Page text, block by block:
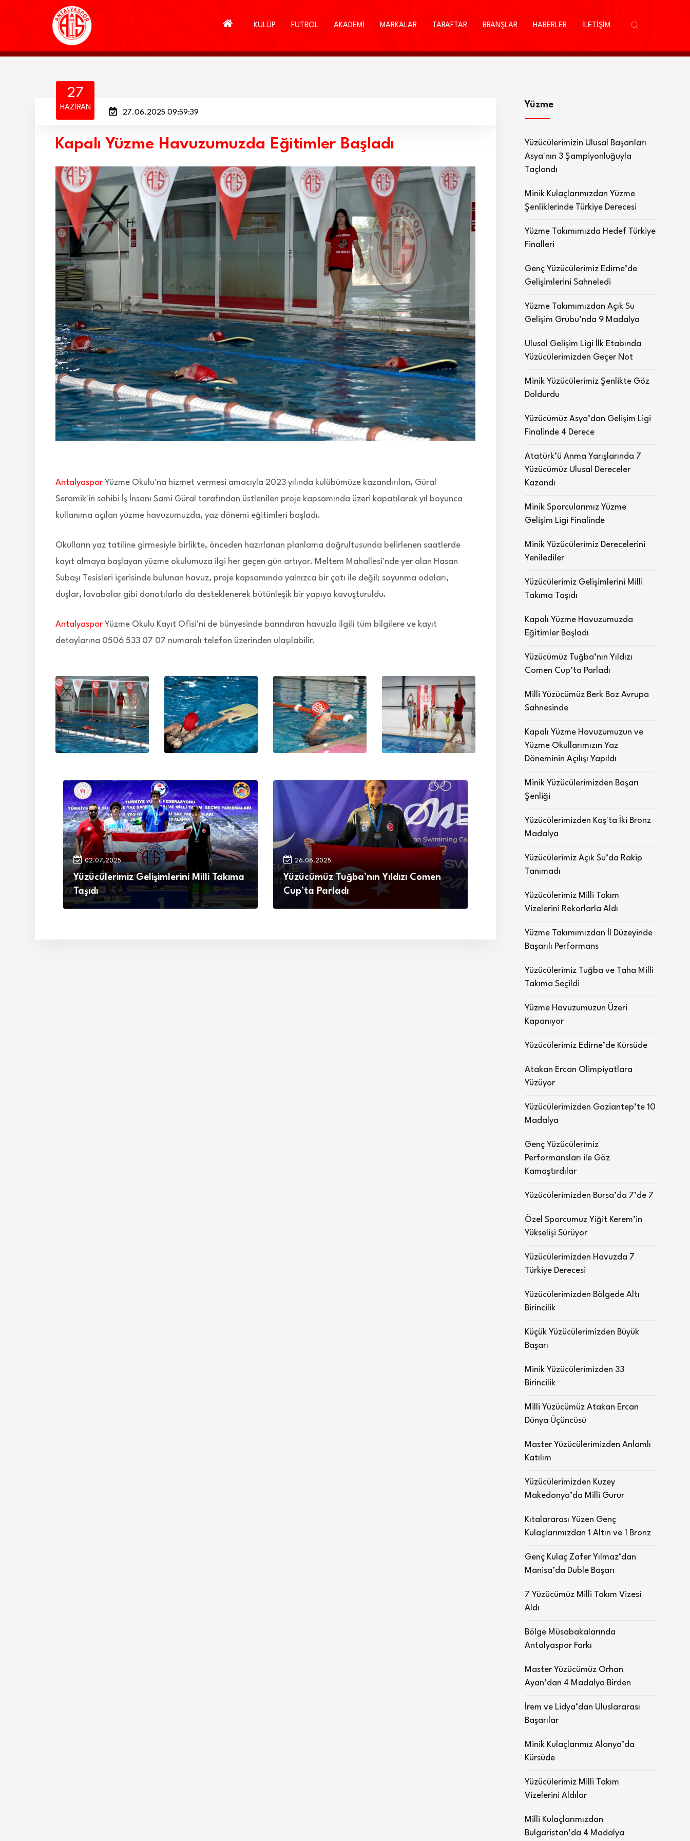
KULÜP FUTBOL AKADEMİ MARKALAR TARAFTAR BRANŞLAR HABERLER İLETİŞİM
27
HAZIRAN
27.06.2025 09:59:39
Kapalı Yüzme Havuzumuzda Eğitimler Başladı
Antalyaspor Yüzme Okulu'na hizmet vermesi amacıyla 2023 yılında kulübümüze kazandırılan, Güral
Seramik'in sahibi İş İnsanı Sami Güral tarafından üstlenilen proje kapsamında üzeri kapatılarak yıl boyunca
kullanıma açılan yüzme havuzumuzda, yaz dönemi eğitimleri başladı.
Okulların yaz tatiline girmesiyle birlikte, önceden hazırlanan planlama doğrultusunda belirlenen saatlerde
kayıt almaya başlayan yüzme okulumuza ilgi her geçen gün artıyor. Meltem Mahallesi'nde yer alan Hasan
Subaşı Tesisleri içerisinde bulunan havuz, proje kapsamında yalnızca bir çatı ile değil; soyunma odaları,
duşlar, lavabolar gibi donatılarla da desteklenerek bütünleşik bir yapıya kavuşturuldu.
Antalyaspor Yüzme Okulu Kayıt Ofisi'ni de bünyesinde barındıran havuzla ilgili tüm bilgilere ve kayıt
detaylarına 0506 533 07 07 numaralı telefon üzerinden ulaşılabilir.
02.07.2025
Yüzücülerimiz Gelişimlerini Milli Takıma
Taşıdı
26.06.2025
Yüzücümüz Tuğba’nın Yıldızı Comen
Cup’ta Parladı
Yüzme
Yüzücülerimizin Ulusal Başarıları
Asya'nın 3 Şampiyonluğuyla
Taçlandı
Minik Kulaçlarımızdan Yüzme
Şenliklerinde Türkiye Derecesi
Yüzme Takımımızda Hedef Türkiye
Finalleri
Genç Yüzücülerimiz Edirne’de
Gelişimlerini Sahneledi
Yüzme Takımımızdan Açık Su
Gelişim Grubu’nda 9 Madalya
Ulusal Gelişim Ligi İlk Etabında
Yüzücülerimizden Geçer Not
Minik Yüzücülerimiz Şenlikte Göz
Doldurdu
Yüzücümüz Asya’dan Gelişim Ligi
Finalinde 4 Derece
Atatürk’ü Anma Yarışlarında 7
Yüzücümüz Ulusal Dereceler
Kazandı
Minik Sporcularımız Yüzme
Gelişim Ligi Finalinde
Minik Yüzücülerimiz Derecelerini
Yenilediler
Yüzücülerimiz Gelişimlerini Milli
Takıma Taşıdı
Kapalı Yüzme Havuzumuzda
Eğitimler Başladı
Yüzücümüz Tuğba’nın Yıldızı
Comen Cup’ta Parladı
Milli Yüzücümüz Berk Boz Avrupa
Sahnesinde
Kapalı Yüzme Havuzumuzun ve
Yüzme Okullarımızın Yaz
Döneminin Açılışı Yapıldı
Minik Yüzücülerimizden Başarı
Şenliği
Yüzücülerimizden Kaş'ta İki Bronz
Madalya
Yüzücülerimiz Açık Su’da Rakip
Tanımadı
Yüzücülerimiz Milli Takım
Vizelerini Rekorlarla Aldı
Yüzme Takımımızdan İl Düzeyinde
Başarılı Performans
Yüzücülerimiz Tuğba ve Taha Milli
Takıma Seçildi
Yüzme Havuzumuzun Üzeri
Kapanıyor
Yüzücülerimiz Edirne’de Kürsüde
Atakan Ercan Olimpiyatlara
Yüzüyor
Yüzücülerimizden Gaziantep’te 10
Madalya
Genç Yüzücülerimiz
Performansları ile Göz
Kamaştırdılar
Yüzücülerimizden Bursa’da 7’de 7
Özel Sporcumuz Yiğit Kerem’in
Yükselişi Sürüyor
Yüzücülerimizden Havuzda 7
Türkiye Derecesi
Yüzücülerimizden Bölgede Altı
Birincilik
Küçük Yüzücülerimizden Büyük
Başarı
Minik Yüzücülerimizden 33
Birincilik
Milli Yüzücümüz Atakan Ercan
Dünya Üçüncüsü
Master Yüzücülerimizden Anlamlı
Katılım
Yüzücülerimizden Kuzey
Makedonya’da Milli Gurur
Kıtalararası Yüzen Genç
Kulaçlarımızdan 1 Altın ve 1 Bronz
Genç Kulaç Zafer Yılmaz’dan
Manisa’da Duble Başarı
7 Yüzücümüz Milli Takım Vizesi
Aldı
Bölge Müsabakalarında
Antalyaspor Farkı
Master Yüzücümüz Orhan
Ayan’dan 4 Madalya Birden
İrem ve Lidya’dan Uluslararası
Başarılar
Minik Kulaçlarımız Alanya’da
Kürsüde
Yüzücülerimiz Milli Takım
Vizelerini Aldılar
Milli Kulaçlarımızdan
Bulgaristan’da 4 Madalya